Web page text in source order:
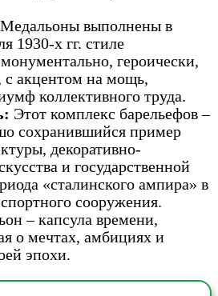
Медальоны выполнены в
1930-х гг. стиле
героически,
с акцентом на мощь,
коллективного труда.
Этот комплекс барельефов –
сохранившийся пример
декоративно-
и государственной
«сталинского ампира» в
сооружения.
– капсула времени,
о мечтах, амбициях и
эпохи.